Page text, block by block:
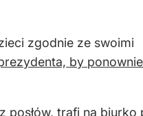
zgodnie ze swoimi
by
trafi na biurko